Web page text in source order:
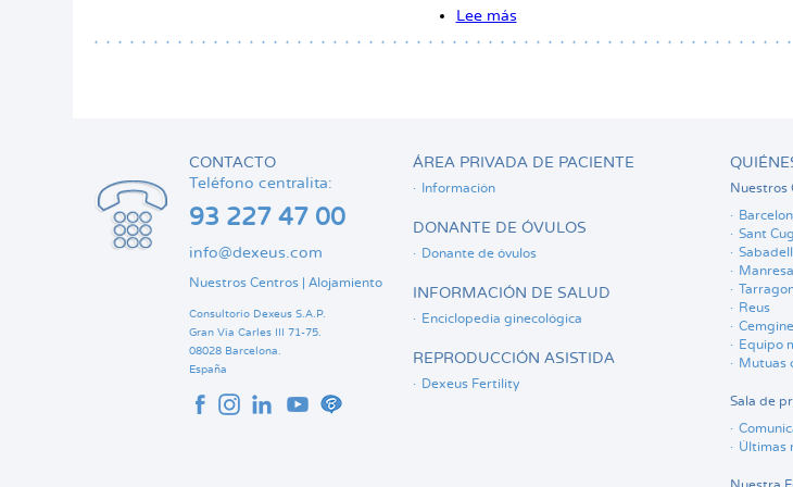
Lee más
CONTACTO
Teléfono centralita:
93 227 47 00
info@dexeus.com
Nuestros Centros | Alojamiento
Consultorio Dexeus S.A.P.
Gran Via Carles III 71-75.
08028 Barcelona.
España
ÁREA PRIVADA DE PACIENTE
Información
DONANTE DE ÓVULOS
Donante de óvulos
INFORMACIÓN DE SALUD
Enciclopedia ginecológica
REPRODUCCIÓN ASISTIDA
Dexeus Fertility
Nuestros
Sant
Sabadell
Manresa
Reus
Equipo
Mutuas
Sala de
Últimas